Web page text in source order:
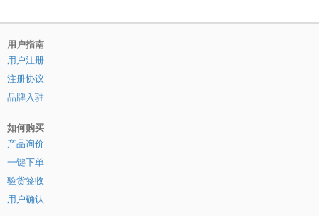
用户指南
用户注册
注册协议
品牌入驻
如何购买
产品询价
一键下单
验货签收
用户确认